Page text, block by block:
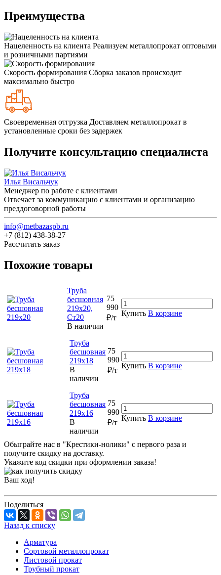
Преимущества
Нацеленность на клиента Реализуем металлопрокат оптовыми
и розничными партиями
Скорость формирования Сборка заказов происходит
максимально быстро
Своевременная отгрузка Доставляем металлопрокат в
установленные сроки без задержек
Получите консультацию специалиста
Илья Висальчук
Менеджер по работе с клиентами
Отвечает за коммуникацию с клиентами и организацию
преддоговорной работы
info@metbazaspb.ru
+7 (812) 438-38-27
Рассчитать заказ
Похожие товары
Труба
бесшовная
219х20,
Ст20
В наличии
75
990
₽/т
Купить В корзине
Труба
бесшовная
219х18
В
наличии
75
990
₽/т
Купить В корзине
Труба
бесшовная
219х16
В
наличии
75
990
₽/т
Купить В корзине
Обыграйте нас в "Крестики-нолики" с первого раза и
получите скидку на доставку.
Укажите код скидки при оформлении заказа!
Ваш ход!
Поделиться
Назад к списку
Арматура
Сортовой металлопрокат
Листовой прокат
Трубный прокат